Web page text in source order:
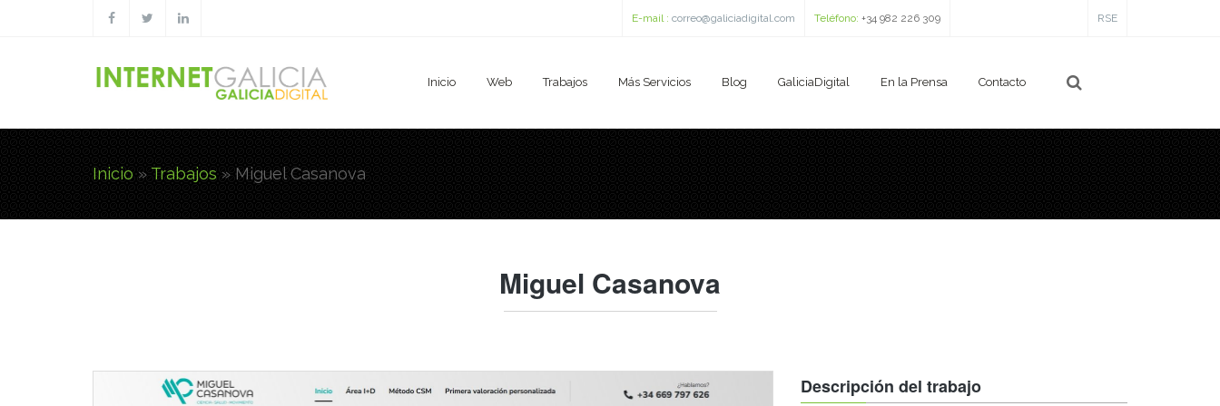
Pasar al contenido principal E-mail : correo@galiciadigital.com Teléfono: +34 982 226 309 RSE
Inicio Web Trabajos Más Servicios Blog GaliciaDigital En la Prensa Contacto
Usted está aquí
Inicio » Trabajos » Miguel Casanova
Miguel Casanova
Descripción del trabajo